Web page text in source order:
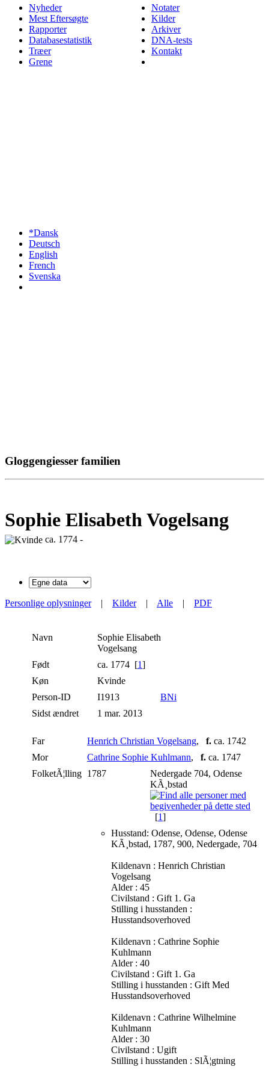
Nyheder
Mest Eftersøgte
Rapporter
Databasestatistik
Træer
Grene
Notater
Kilder
Arkiver
DNA-tests
Kontakt
*Dansk
Deutsch
English
French
Svenska
Gloggengiesser familien
Sophie Elisabeth Vogelsang
ca. 1774 -
Personlige oplysninger| Kilder| Alle | PDF
Navn
Sophie Elisabeth
Vogelsang
Født
ca. 1774 [1]
Køn
Kvinde
Person-ID
I1913
BNi
Sidst ændret
1 mar. 2013
Far Henrich Christian Vogelsang, f. ca. 1742
Mor
Cathrine Sophie Kuhlmann, f. ca. 1747
FolketÃ¦lling 1787
Nedergade 704, Odense
KÃ¸bstad
[1]
Husstand: Odense, Odense, Odense
KÃ¸bstad, 1787, 900, Nedergade, 704
Kildenavn : Henrich Christian
Vogelsang
Alder : 45
Civilstand : Gift 1. Ga
Stilling i husstanden :
Husstandsoverhoved
Kildenavn : Cathrine Sophie
Kuhlmann
Alder : 40
Civilstand : Gift 1. Ga
Stilling i husstanden : Gift Med
Husstandsoverhoved
Kildenavn : Cathrine Wilhelmine
Kuhlmann
Alder : 30
Civilstand : Ugift
Stilling i husstanden : SlÃ¦gtning